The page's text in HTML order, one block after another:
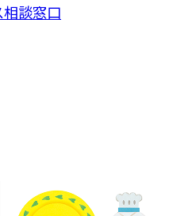
相談窓⼝